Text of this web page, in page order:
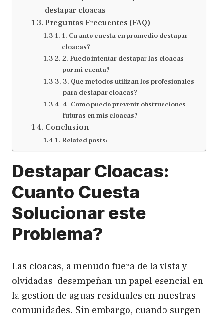
destapar cloacas
Preguntas Frecuentes (FAQ)
1. Cu anto cuesta en promedio destapar
cloacas?
2. Puedo intentar destapar las cloacas
por mi cuenta?
3. Que metodos utilizan los profesionales
para destapar cloacas?
4. Como puedo prevenir obstrucciones
futuras en mis cloacas?
Conclusion
Related posts:
Destapar Cloacas:
Cuanto Cuesta
Solucionar este
Problema?
Las cloacas, a menudo fuera de la vista y
olvidadas, desempeñan un papel esencial en
la gestion de aguas residuales en nuestras
comunidades. Sin embargo, cuando surgen